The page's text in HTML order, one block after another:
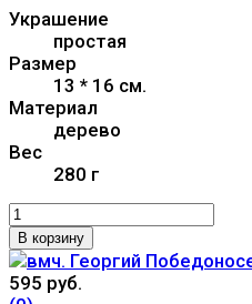
Украшение
простая
Размер
13 * 16 см.
Материал
дерево
Вес
280 г
В корзину
595 руб.